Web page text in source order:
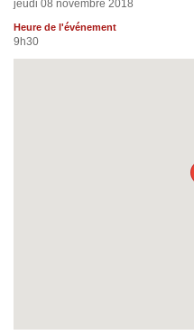
jeudi 08 novembre 2018
Heure de l'événement
9h30